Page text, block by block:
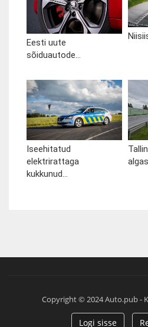
Eesti uute
sõiduautode...
Iseehitatud
elektrirattaga
kukkunud...
Copyright © 2024 Auto.pub -
Logi sisse